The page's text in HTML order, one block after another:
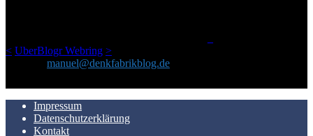
< UberBlogr Webring >
manuel@denkfabrikblog.de
Impressum
Datenschutzerklärung
Kontakt